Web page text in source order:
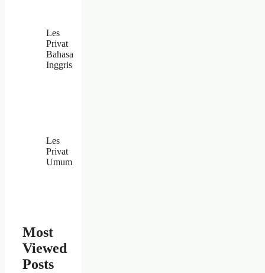
Les
Privat
Bahasa
Inggris
Les
Privat
Umum
Most
Viewed
Posts